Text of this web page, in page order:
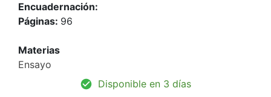
Encuadernación:
Páginas: 96
Materias
Ensayo
Disponible en 3 días